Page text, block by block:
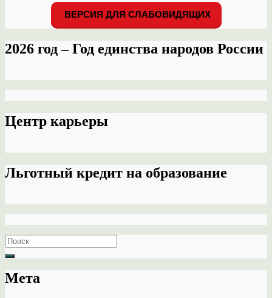
ВЕРСИЯ ДЛЯ СЛАБОВИДЯЩИХ
2026 год – Год единства народов России
Центр карьеры
Льготный кредит на образование
Search
for:
Мета